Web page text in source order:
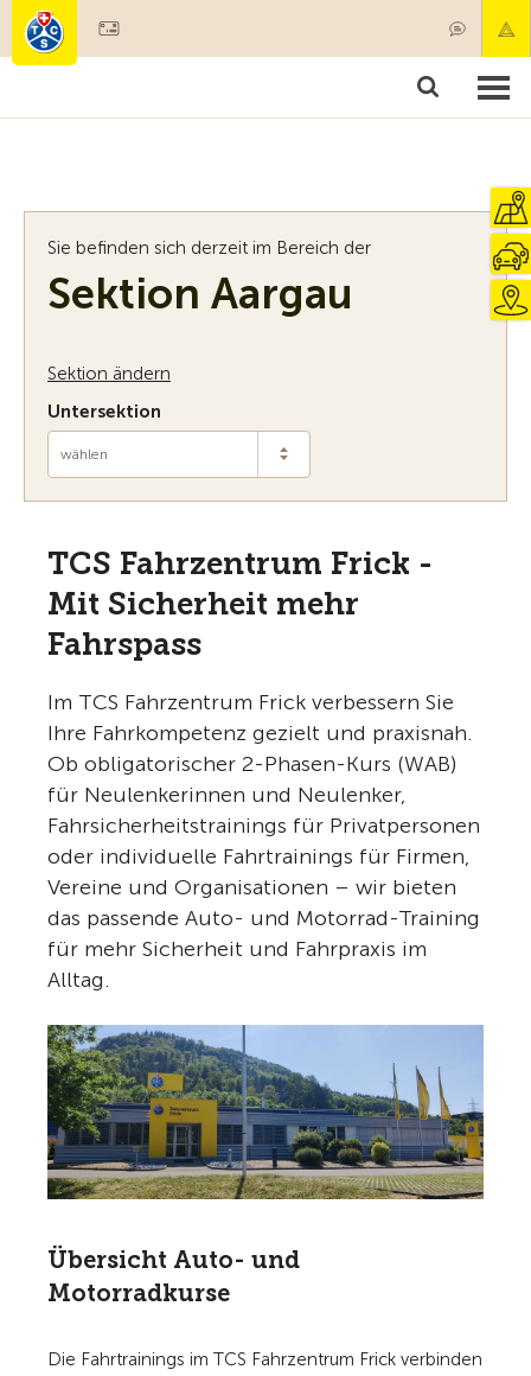
Mitgliedschaft & Leistungen
Sie befinden sich derzeit im Bereich der
Sektion Aargau
Sektion ändern
Untersektion
wählen
TCS Fahrzentrum Frick -
Mit Sicherheit mehr
Fahrspass
Im TCS Fahrzentrum Frick verbessern Sie
Ihre Fahrkompetenz gezielt und praxisnah.
Ob obligatorischer 2-Phasen-Kurs (WAB)
für Neulenkerinnen und Neulenker,
Fahrsicherheitstrainings für Privatpersonen
oder individuelle Fahrtrainings für Firmen,
Vereine und Organisationen – wir bieten
das passende Auto- und Motorrad-Training
für mehr Sicherheit und Fahrpraxis im
Alltag.
Übersicht Auto- und
Motorradkurse
Die Fahrtrainings im TCS Fahrzentrum Frick verbinden